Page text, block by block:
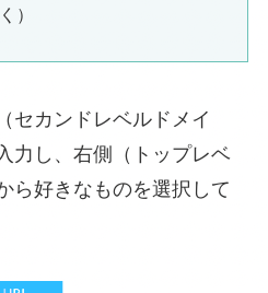
）
セカンドレベルドメイ
力し、右側（トップレベ
ら好きなものを選択して